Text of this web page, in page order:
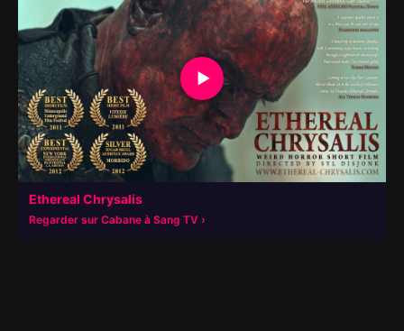
▶
Ethereal Chrysalis
Regarder sur Cabane à Sang TV